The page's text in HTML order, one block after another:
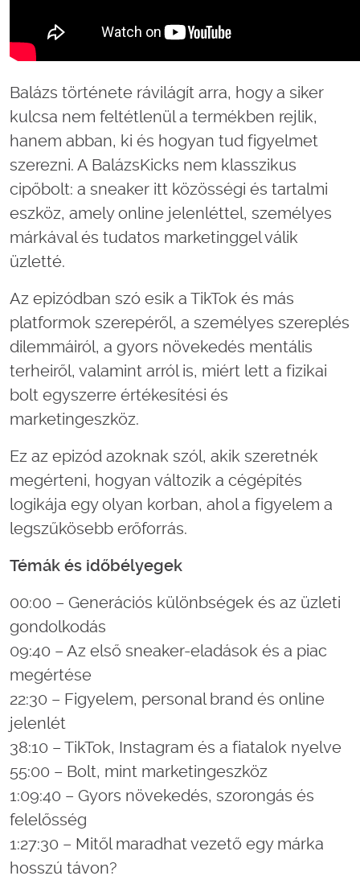
Balázs története rávilágít arra, hogy a siker
kulcsa nem feltétlenül a termékben rejlik,
hanem abban, ki és hogyan tud figyelmet
szerezni. A BalázsKicks nem klasszikus
cipőbolt: a sneaker itt közösségi és tartalmi
eszköz, amely online jelenléttel, személyes
márkával és tudatos marketinggel válik
üzletté.
Az epizódban szó esik a TikTok és más
platformok szerepéről, a személyes szereplés
dilemmáiról, a gyors növekedés mentális
terheiről, valamint arról is, miért lett a fizikai
bolt egyszerre értékesítési és
marketingeszköz.
Ez az epizód azoknak szól, akik szeretnék
megérteni, hogyan változik a cégépítés
logikája egy olyan korban, ahol a figyelem a
legszűkösebb erőforrás.
Témák és időbélyegek
00:00 – Generációs különbségek és az üzleti
gondolkodás
09:40 – Az első sneaker-eladások és a piac
megértése
22:30 – Figyelem, personal brand és online
jelenlét
38:10 – TikTok, Instagram és a fiatalok nyelve
55:00 – Bolt, mint marketingeszköz
1:09:40 – Gyors növekedés, szorongás és
felelősség
1:27:30 – Mitől maradhat vezető egy márka
hosszú távon?